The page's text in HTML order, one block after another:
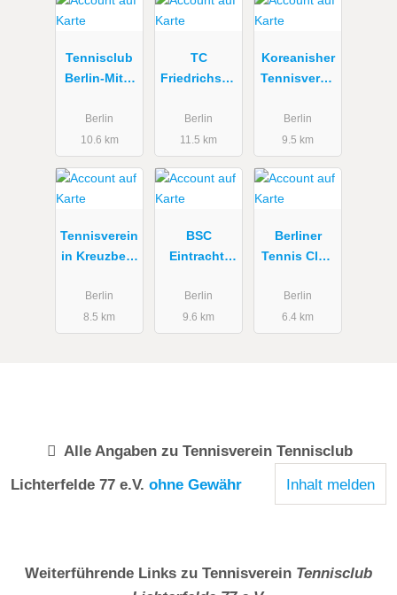
Tennisclub
Berlin-Mitte
Gutzmann
e.V.
Berlin
10.6 km
TC
Friedrichsha
Berlin
11.5 km
Koreanisher
Tennisverba
Berlin
9.5 km
Tennisverein
in Kreuzberg
Mitglieder.
Keine
Mietplätze!
Berlin
8.5 km
BSC
Eintracht-
1931 eV
Berlin
9.6 km
Berliner
Tennis Club
Gold e.V.
Berlin
6.4 km
Alle Angaben zuTennisverein Tennisclub
Lichterfelde 77 e.V. ohne Gewähr Inhalt melden
Weiterführende Links zu Tennisverein Tennisclub